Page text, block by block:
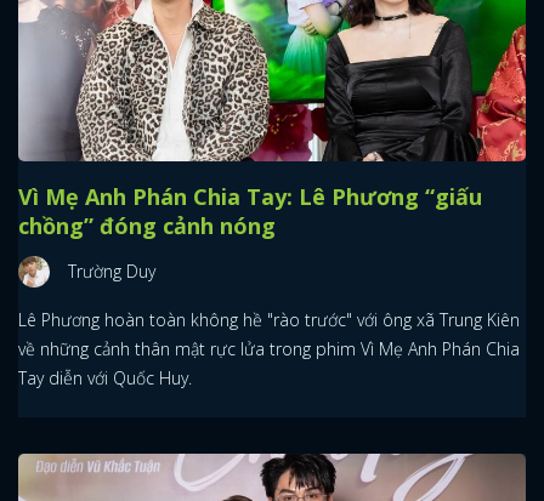
Vì Mẹ Anh Phán Chia Tay: Lê Phương “giấu
chồng” đóng cảnh nóng
Trường Duy
Lê Phương hoàn toàn không hề "rào trước" với ông xã Trung Kiên
về những cảnh thân mật rực lửa trong phim Vì Mẹ Anh Phán Chia
Tay diễn với Quốc Huy.